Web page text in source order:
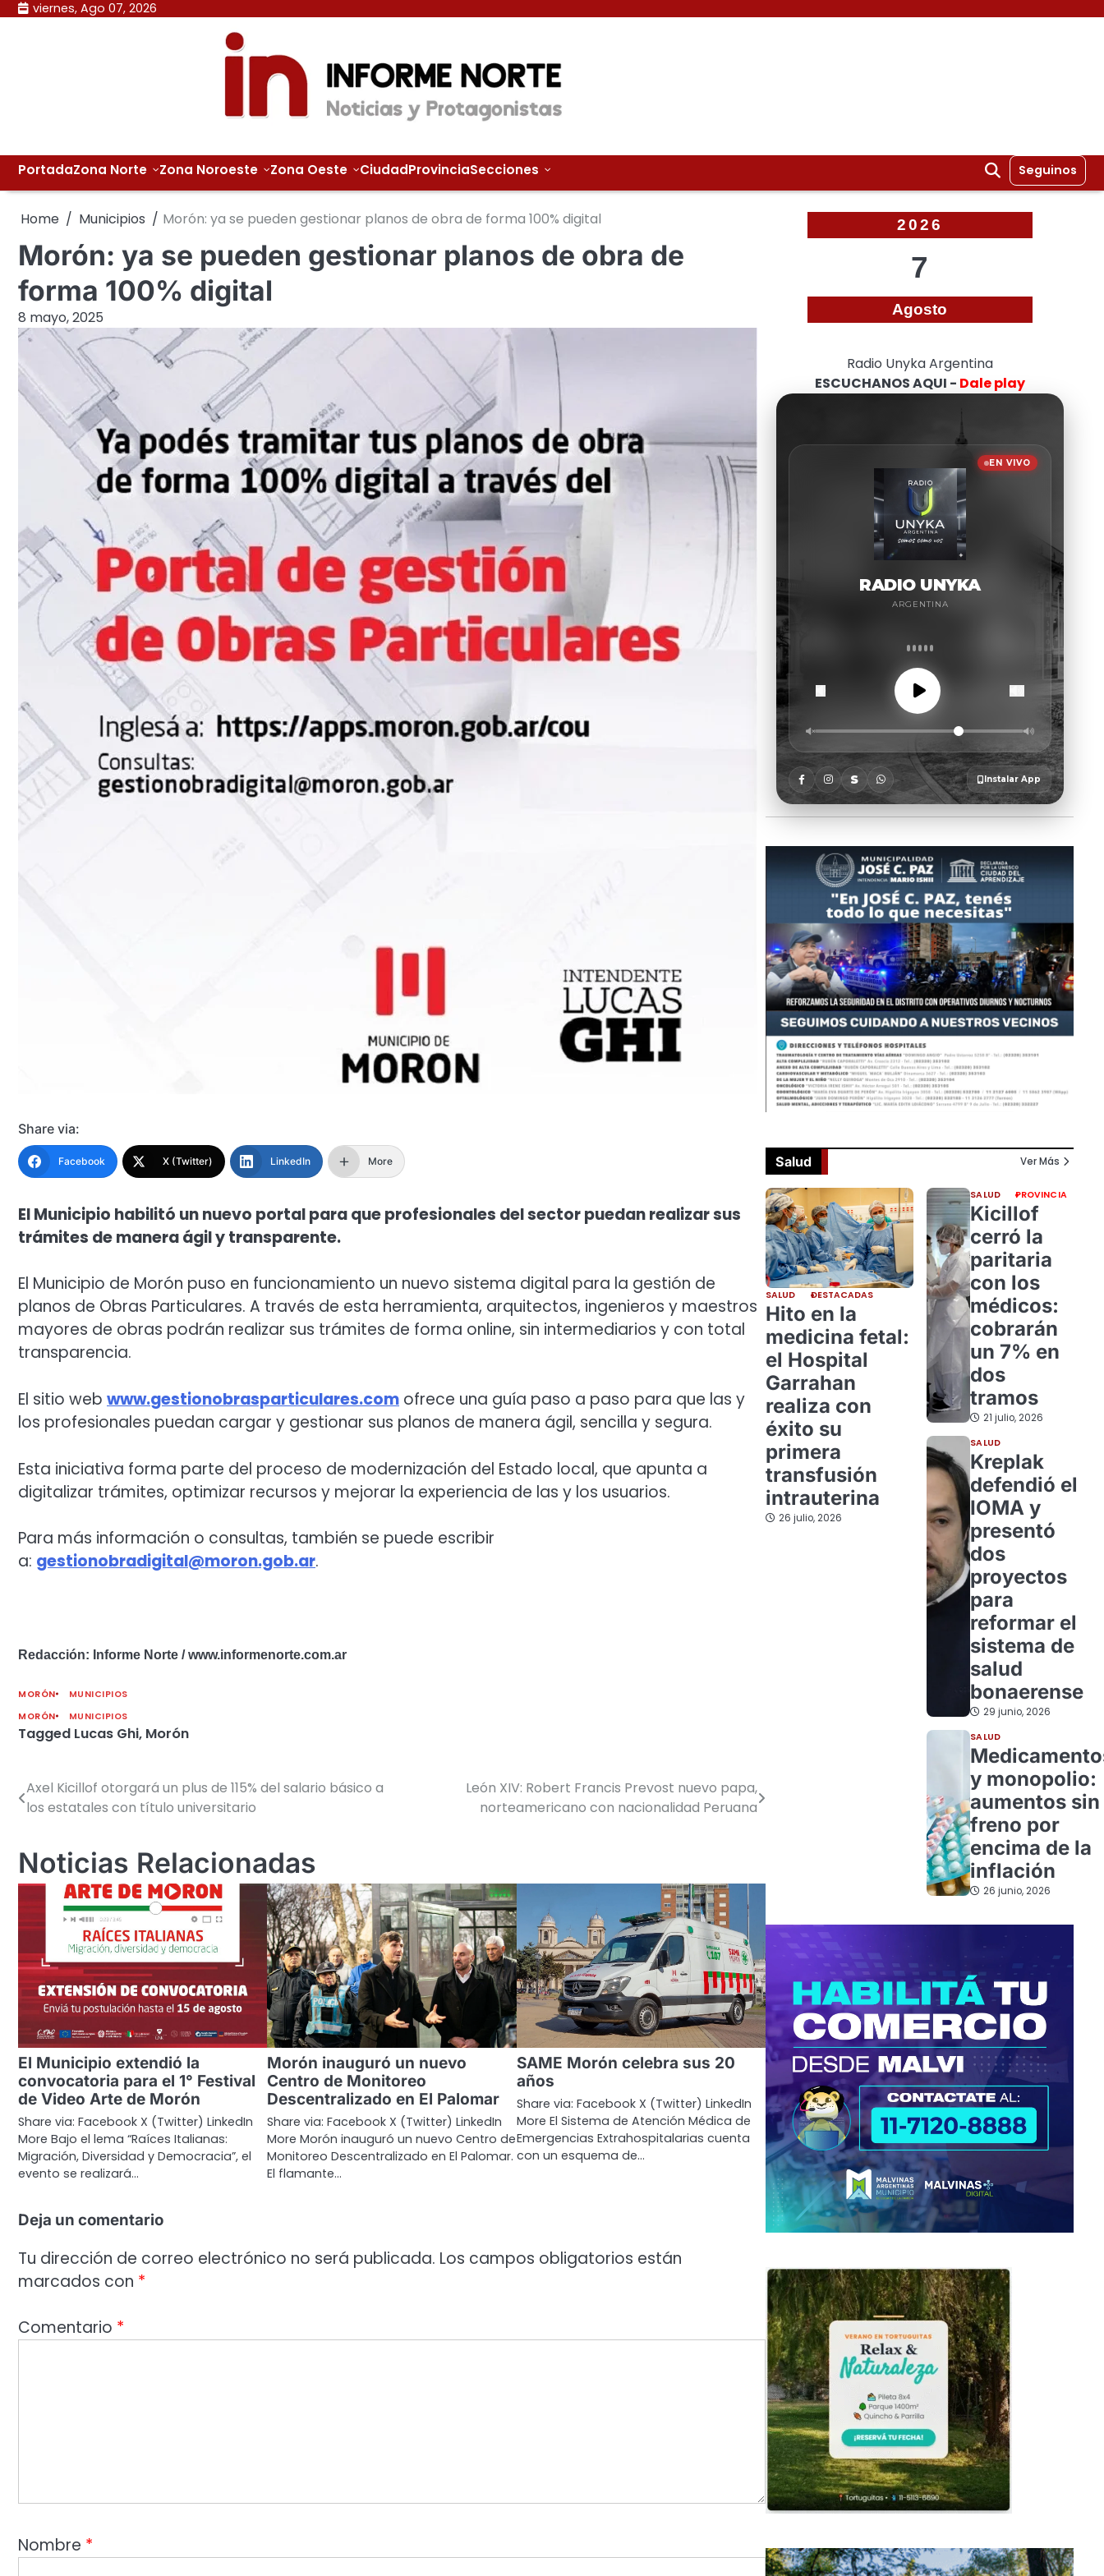
Skip viernes, Ago 07, 2026
PortadaZona Norte Zona Noroeste Zona Oeste CiudadProvinciaSecciones Seguinos
Home Municipios Morón: ya se pueden gestionar planos de obra de forma 100% digital
Morón: ya se pueden gestionar planos de obra de
forma 100% digital
8 mayo, 2025
Share via:
Facebook X (Twitter) LinkedIn More
El Municipio habilitó un nuevo portal para que profesionales del sector puedan realizar sus
trámites de manera ágil y transparente.
El Municipio de Morón puso en funcionamiento un nuevo sistema digital para la gestión de
planos de Obras Particulares. A través de esta herramienta, arquitectos, ingenieros y maestros
mayores de obras podrán realizar sus trámites de forma online, sin intermediarios y con total
transparencia.
El sitio web www.gestionobrasparticulares.com ofrece una guía paso a paso para que las y
los profesionales puedan cargar y gestionar sus planos de manera ágil, sencilla y segura.
Esta iniciativa forma parte del proceso de modernización del Estado local, que apunta a
digitalizar trámites, optimizar recursos y mejorar la experiencia de las y los usuarios.
Para más información o consultas, también se puede escribir
a: gestionobradigital@moron.gob.ar.
Redacción: Informe Norte / www.informenorte.com.ar
MORÓN
MUNICIPIOS
MORÓN
MUNICIPIOS
Tagged Lucas Ghi, Morón
Navegación
entradas
Axel Kicillof otorgará un plus de 115% del salario básico a
los estatales con título universitario
León XIV: Robert Francis Prevost nuevo papa,
norteamericano con nacionalidad Peruana
Noticias Relacionadas
El Municipio extendió la
convocatoria para el 1° Festival
de Video Arte de Morón
Share via: Facebook X (Twitter) LinkedIn
More Bajo el lema “Raíces Italianas:
Migración, Diversidad y Democracia”, el
evento se realizará…
Morón inauguró un nuevo
Centro de Monitoreo
Descentralizado en El Palomar
Share via: Facebook X (Twitter) LinkedIn
More Morón inauguró un nuevo Centro de
Monitoreo Descentralizado en El Palomar.
El flamante…
SAME Morón celebra sus 20
años
Share via: Facebook X (Twitter) LinkedIn
More El Sistema de Atención Médica de
Emergencias Extrahospitalarias cuenta
con un esquema de…
Deja un comentario
Tu dirección de correo electrónico no será publicada. Los campos obligatorios están
marcados con *
Comentario *
Nombre *
2026
7
Agosto
Radio Unyka Argentina
ESCUCHANOS AQUI - Dale play
Salud Ver Más
SALUD DESTACADAS
Hito en la
medicina fetal:
el Hospital
Garrahan
realiza con
éxito su
primera
transfusión
intrauterina
26 julio, 2026
SALUD PROVINCIA
Kicillof
cerró la
paritaria
con los
médicos:
cobrarán
un 7% en
dos
tramos
21 julio, 2026
SALUD
Kreplak
defendió el
IOMA y
presentó
dos
proyectos
para
reformar el
sistema de
salud
bonaerense
29 junio, 2026
SALUD
y monopolio:
aumentos sin
freno por
encima de la
inflación
26 junio, 2026